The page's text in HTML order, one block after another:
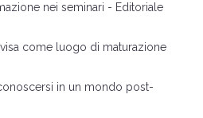
nei seminari - Editoriale
come luogo di maturazione
in un mondo post-